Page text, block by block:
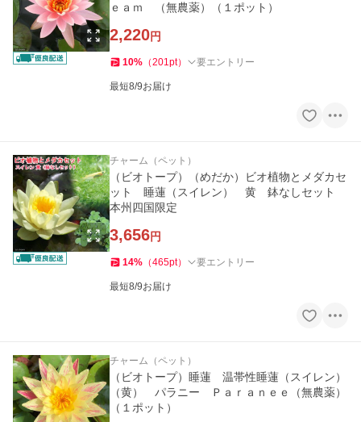
ｅａｍ （無農薬）（１ポット）
2,220円
10% （201pt） 要エントリー
最短8/9お届け
チャーム（ペット）
（ビオトープ）（めだか）ビオ植物とメダカセ
ット 睡蓮（スイレン） 黄 鉢なしセット
本州四国限定
3,656円
14% （465pt） 要エントリー
最短8/9お届け
チャーム（ペット）
（ビオトープ）睡蓮 温帯性睡蓮（スイレン）
（黄） パラニー Ｐａｒａｎｅｅ（無農薬）
（１ポット）